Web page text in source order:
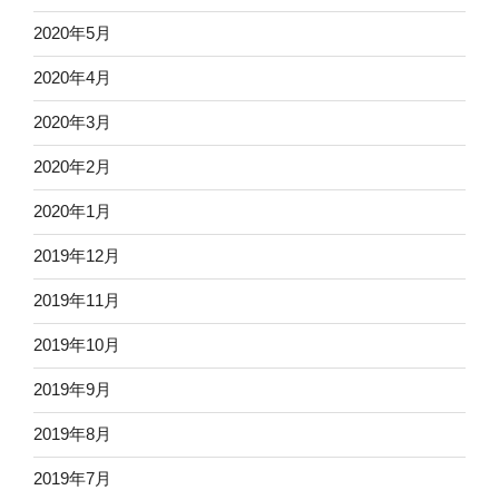
2020年5月
2020年4月
2020年3月
2020年2月
2020年1月
2019年12月
2019年11月
2019年10月
2019年9月
2019年8月
2019年7月